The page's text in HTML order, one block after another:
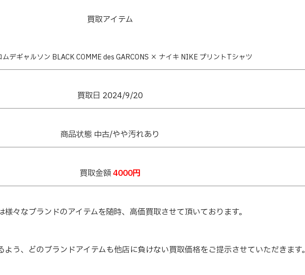
買取アイテム
デギャルソン BLACK COMME des GARCONS × ナイキ NIKE プリントTシャツ
買取日 2024/9/20
商品状態 中古/やや汚れあり
買取金額4000円
様々なブランドのアイテムを随時、高価買取させて頂いております。
う、どのブランドアイテムも他店に負けない買取価格をご提示させていただきます。